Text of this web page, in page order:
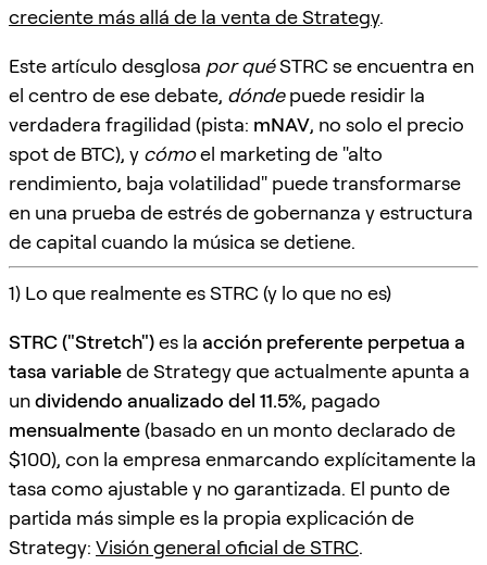
creciente más allá de la venta de Strategy.
Este artículo desglosa por quéSTRC se encuentra en
el centro de ese debate, dóndepuede residir la
verdadera fragilidad (pista: mNAV, no solo el precio
spot de BTC), y cómoel marketing de "alto
rendimiento, baja volatilidad" puede transformarse
en una prueba de estrés de gobernanza y estructura
de capital cuando la música se detiene.
1) Lo que realmente es STRC (y lo que no es)
STRC ("Stretch")es la acción preferente perpetua a
tasa variablede Strategy que actualmente apunta a
undividendo anualizado del 11.5%, pagado
mensualmente(basado en un monto declarado de
$100), con la empresa enmarcando explícitamente la
tasa como ajustable y no garantizada. El punto de
partida más simple es la propia explicación de
Strategy: Visión general oficial de STRC.